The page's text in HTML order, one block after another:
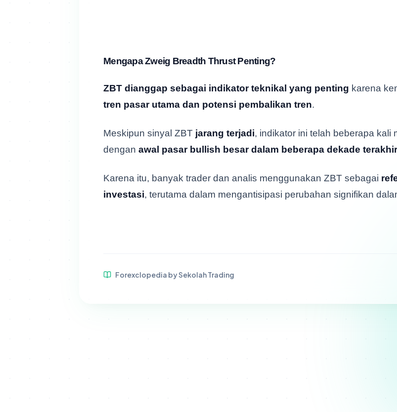
Mengapa Zweig Breadth Thrust Penting?
ZBT dianggap sebagai indikator teknikal yang penting karena
tren pasar utama dan potensi pembalikan tren.
Meskipun sinyal ZBT jarang terjadi, indikator ini telah beberapa kali
dengan awal pasar bullish besar dalam beberapa dekade terakhir
Karena itu, banyak trader dan analis menggunakan ZBT sebagai
investasi, terutama dalam mengantisipasi perubahan signifikan
Forexclopedia by Sekolah Trading